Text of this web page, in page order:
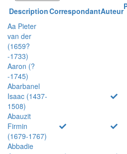
DescriptionCorrespondantAuteur
Aa Pieter
van der
(1659?
-1733)
Aaron (?
-1745)
Abarbanel
Isaac (1437-
1508)
Abauzit
Firmin
(1679-1767)
Abbadie